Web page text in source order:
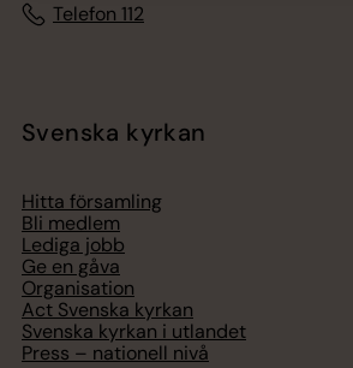
Telefon 112
Svenska kyrkan
Hitta församling
Bli medlem
Lediga jobb
Ge en gåva
Organisation
Act Svenska kyrkan
Svenska kyrkan i utlandet
Press – nationell nivå